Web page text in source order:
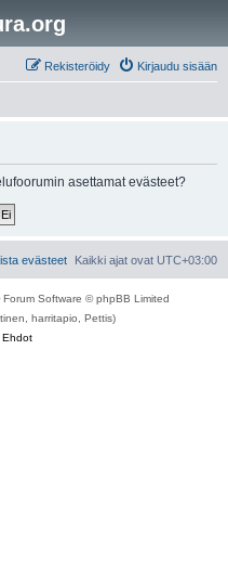
Kirjaudu sisään
Rekisteröidy
asettamat evästeet?
Kaikki ajat ovat UTC+03:00
evästeet
Forum Software © phpBB Limited
harritapio, Pettis)
Ehdot